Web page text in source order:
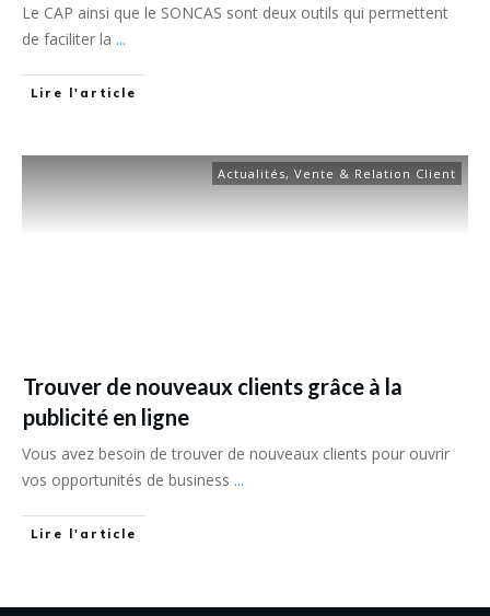
Le CAP ainsi que le SONCAS sont deux outils qui permettent
de faciliter la ...
Lire l'article
Actualités, Vente & Relation Client
Trouver de nouveaux clients grâce à la
publicité en ligne
Vous avez besoin de trouver de nouveaux clients pour ouvrir
vos opportunités de business ...
Lire l'article